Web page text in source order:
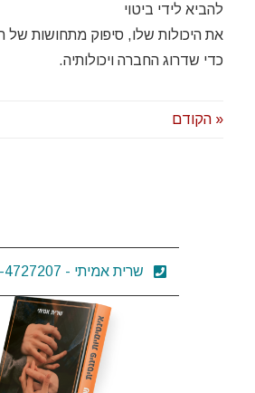
להביא לידי ביטוי
את היכולות שלו, סיפוק מתחושות של
כדי שדרוג החברה ויכולותיה.
« הקודם
שרית אמיתי - 054-4727207